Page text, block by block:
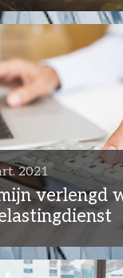
2021
verlengd